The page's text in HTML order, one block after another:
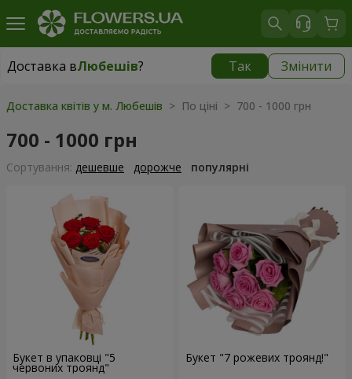
Доставка вЛюбешів? Так Змінити
Доставка вЛюбешів|
Доставка квітів у м. Любешів > По ціні > 700 - 1000 грн
700 - 1000 грн
Сортування: дешевше дорожче популярні
Букет в упаковці "5
червоних троянд"
Букет "7 рожевих троянд!"